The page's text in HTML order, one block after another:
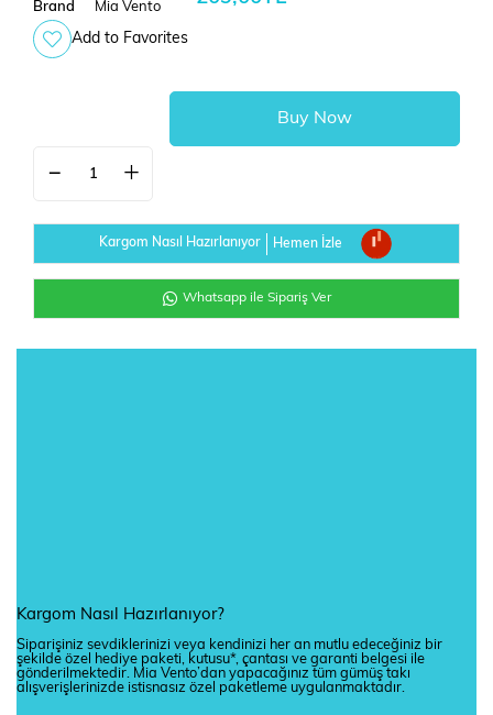
Brand Mia Vento
Add to Favorites
Kargom Nasıl Hazırlanıyor Hemen İzle
Whatsapp ile Sipariş Ver
Kargom Nasıl Hazırlanıyor?
Siparişiniz sevdiklerinizi veya kendinizi her an mutlu edeceğiniz bir
şekilde özel hediye paketi, kutusu*, çantası ve garanti belgesi ile
gönderilmektedir. Mia Vento’dan yapacağınız tüm gümüş takı
alışverişlerinizde istisnasız özel paketleme uygulanmaktadır.